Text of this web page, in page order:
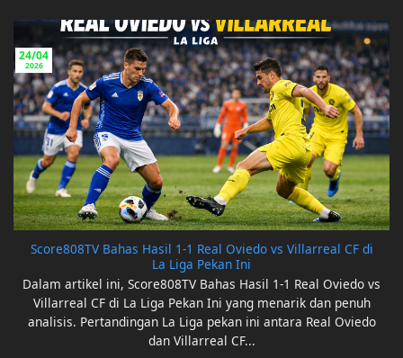
Score808TV Bahas Hasil 1-1 Real Oviedo vs Villarreal CF di
La Liga Pekan Ini
Dalam artikel ini, Score808TV Bahas Hasil 1-1 Real Oviedo vs
Villarreal CF di La Liga Pekan Ini yang menarik dan penuh
analisis. Pertandingan La Liga pekan ini antara Real Oviedo
dan Villarreal CF...
24/04
2026